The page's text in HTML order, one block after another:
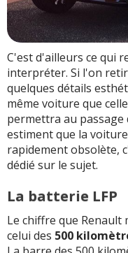
C'est d'ailleurs ce qui
interpréter. Si l'on
quelques détails
même voiture que
permettra au passage
estiment que la
rapidement obsolète,
dédié sur le sujet.
La batterie LFP
Le chiffre que
celui des 500